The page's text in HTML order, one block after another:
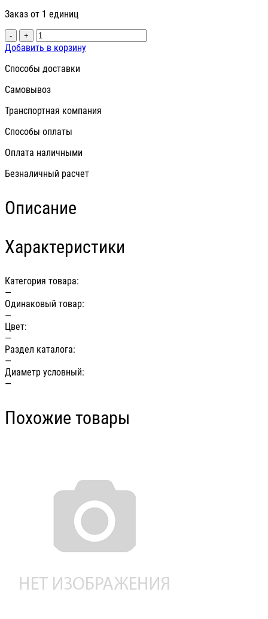
Заказ от 1 единиц
- +
Добавить в корзину
Способы доставки
Самовывоз
Транспортная компания
Способы оплаты
Оплата наличными
Безналичный расчет
Описание
Характеристики
Категория товара:
—
Одинаковый товар:
—
Цвет:
—
Раздел каталога:
—
Диаметр условный:
—
Похожие товары